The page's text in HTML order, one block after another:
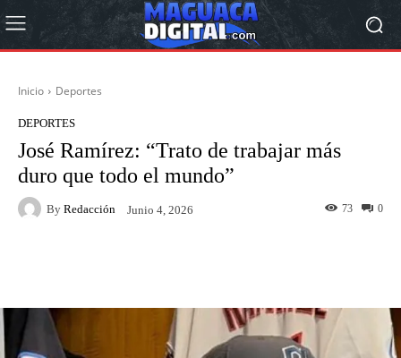
Inicio Deportes
DEPORTES
José Ramírez: “Trato de trabajar más
duro que todo el mundo”
By Redacción Junio 4, 2026 0
73